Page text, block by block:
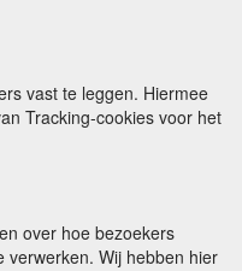
vast te leggen. Hiermee
Tracking-cookies voor het
over hoe bezoekers
verwerken. Wij hebben hier